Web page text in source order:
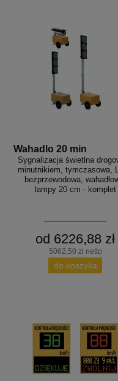
Wahadlo 20 min
Sygnalizacja świetlna
minutnikiem, tymczasowa,
bezprzewodowa,
lampy 20 cm - komplet
od 6226,88 zł
5062,50 zł netto
do koszyka